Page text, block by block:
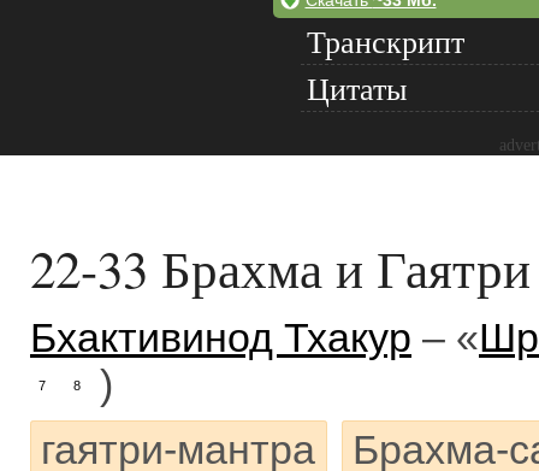
Транскрипт
Цитаты
22-33 Брахма и Гаятри
Бхактивинод Тхакур – «
7 8
)
гаятри-мантра
Брахма-